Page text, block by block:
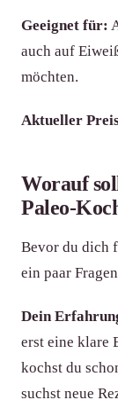
Geeignet für:
auch auf
möchten.
Aktueller
Worauf
Paleo-
Bevor du dich
ein paar
Dein
erst eine klare
kochst du
suchst neue